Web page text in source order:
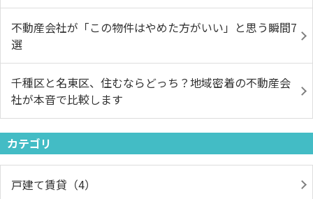
不動産会社が「この物件はやめた方がいい」と思う瞬間7
選
千種区と名東区、住むならどっち？地域密着の不動産会
社が本音で比較します
カテゴリ
戸建て賃貸（4）